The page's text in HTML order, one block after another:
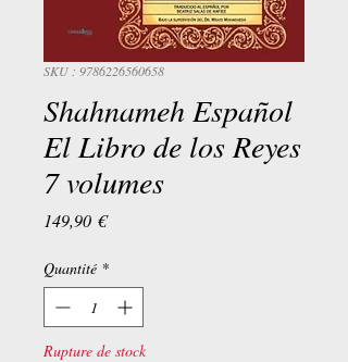
SKU : 9786226560658
Shahnameh Español
El Libro de los Reyes
7 volumes
149,90 €Prix
Quantité *
Rupture de stock